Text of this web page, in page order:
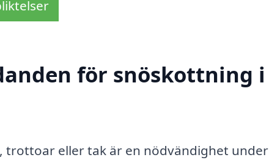
för snöskottning i
eller tak är en nödvändighet under